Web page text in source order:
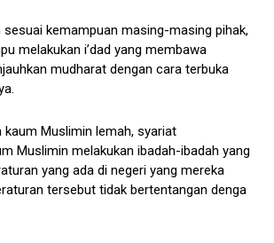
sesuai kemampuan masing-masing pihak,
melakukan i’dad yang membawa
mudharat dengan cara terbuka
kaum Muslimin lemah, syariat
Muslimin melakukan ibadah-ibadah yang
yang ada di negeri yang mereka
tersebut tidak bertentangan denga